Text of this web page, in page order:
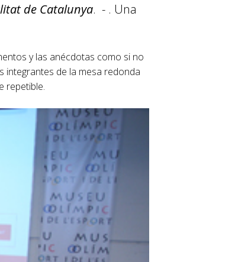
de Catalunya­. - . Una
y las anécdotas como si no
integrantes de la mesa redonda
repetible.